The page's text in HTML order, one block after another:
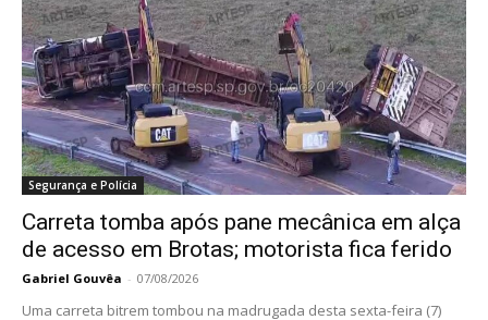
Segurança e Polícia
Carreta tomba após pane mecânica em alça
de acesso em Brotas; motorista fica ferido
Gabriel Gouvêa - 07/08/2026
Uma carreta bitrem tombou na madrugada desta sexta-feira (7)